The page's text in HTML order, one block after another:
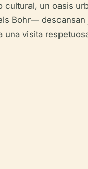
un oasis
Bohr— descansan
visita